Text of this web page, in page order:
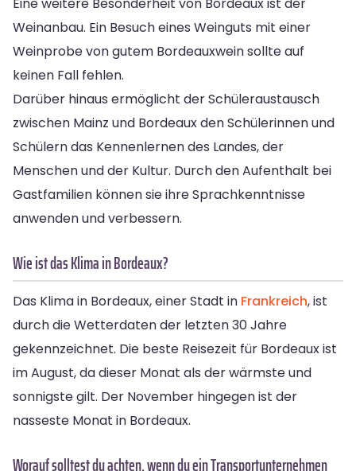
Weinanbau. Ein Besuch eines Weinguts mit einer
Weinprobe von gutem Bordeauxwein sollte auf
keinen Fall fehlen.
Darüber hinaus ermöglicht der Schüleraustausch
zwischen Mainz und Bordeaux den Schülerinnen und
Schülern das Kennenlernen des Landes, der
Menschen und der Kultur. Durch den Aufenthalt bei
Gastfamilien können sie ihre Sprachkenntnisse
anwenden und verbessern.
Wie ist das Klima in Bordeaux?
Das Klima in Bordeaux, einer Stadt in Frankreich, ist
durch die Wetterdaten der letzten 30 Jahre
gekennzeichnet. Die beste Reisezeit für Bordeaux ist
im August, da dieser Monat als der wärmste und
sonnigste gilt. Der November hingegen ist der
nasseste Monat in Bordeaux.
Worauf solltest du achten, wenn du ein Transportunternehmen